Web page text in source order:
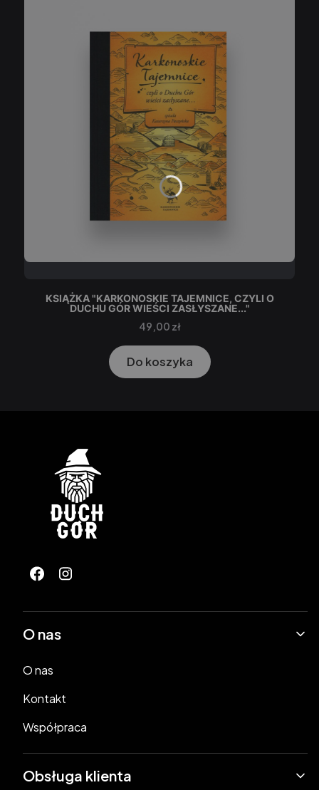
KSIĄŻKA "KARKONOSKIE TAJEMNICE, CZYLI O
DUCHU GÓR WIEŚCI ZASŁYSZANE..."
Cena
49,00 zł
Do koszyka
Linki w stopce
O nas
O nas
Kontakt
Współpraca
Obsługa klienta